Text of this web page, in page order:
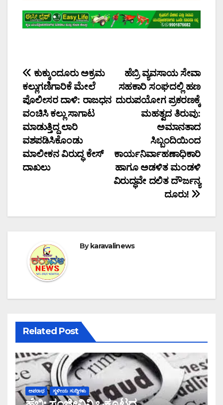
Post
navigation
ಹೆಬ್ರಿ ವ್ಯವಸಾಯ ಸೇವಾ
ಸಹಕಾರಿ ಸಂಘದಲ್ಲಿ ಹಣ
ದುರುಪಯೋಗ ಪ್ರಕರಣಕ್ಕೆ
ಮಹತ್ವದ ತಿರುವು:
ಅಮಾನತಾದ
ಸಿಬ್ಬಂದಿಯಿಂದ
ಕಾರ್ಯನಿರ್ವಾಹಣಾಧಿಕಾರಿ
ಹಾಗೂ ಅಡಳಿತ ಮಂಡಳಿ
ವಿರುದ್ಧವೇ ದಲಿತ ದೌರ್ಜನ್ಯ
ದೂರು!
ಕುಕ್ಕುಂದೂರು ಅಕ್ರಮ
ಕಲ್ಲುಗಣಿಗಾರಿಕೆ ಮೇಲೆ
ಪೊಲೀಸರ ದಾಳಿ: ರಾಜಧನ
ವಂಚಿಸಿ ಕಲ್ಲು ಸಾಗಾಟ
ಮಾಡುತ್ತಿದ್ದ ಲಾರಿ
ವಶಪಡಿಸಿಕೊಂಡು
ಮಾಲೀಕನ ವಿರುದ್ಧ ಕೇಸ್
ದಾಖಲು
Bykaravalinews
Related Post
ಅಪರಾಧ ಸ್ಥಳೀಯ ಸುದ್ದಿಗಳು